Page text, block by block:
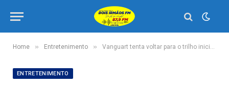
Home » Entretenimento » Vanguart tenta voltar para o trilho inicial em ‘Estação liberdade’, álbum sobre o vaivém existencial do trem da vida
ENTRETENIMENTO